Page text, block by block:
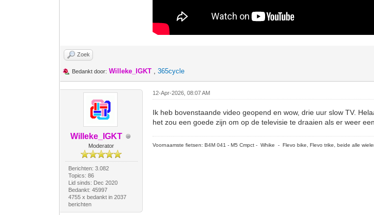
Zoek
Bedankt door: Willeke_IGKT ,365cycle
Willeke_IGKT
Moderator
Berichten: 3.082
Topics: 86
Lid sinds: Dec 2020
Bedankt: 45997
4755 x bedankt in 2037
berichten
12-Apr-2026, 08:07 AM
Ik heb bovenstaande video geopend en wow, drie uur slow TV.
het zou een goede zijn om op de televisie te draaien als er weer
Voornaamste fietsen: B4M 041 - M5 Cmpct - Whike - Flevo bike, Flevo trike, beide alle